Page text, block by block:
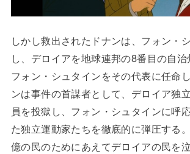
しかし救出されたドナンは、フォン・
し、デロイアを地球連邦の8番目の自治
フォン・シュタインをその代表に任命
ンは事件の首謀者として、デロイア独
員を投獄し、フォン・シュタインに呼
た独立運動家たちを徹底的に弾圧する
億の民のためにあえてデロイアの民を